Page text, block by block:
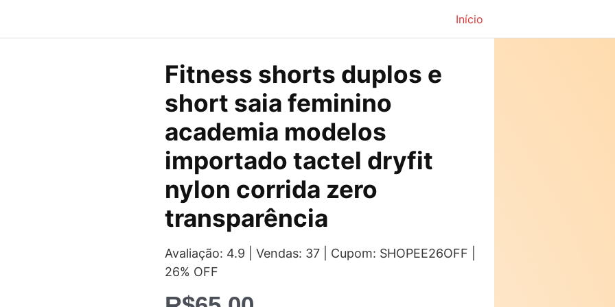
Início
Fitness shorts duplos e
short saia feminino
academia modelos
importado tactel dryfit
nylon corrida zero
transparência
Avaliação: 4.9 | Vendas: 37 | Cupom: SHOPEE26OFF |
26% OFF